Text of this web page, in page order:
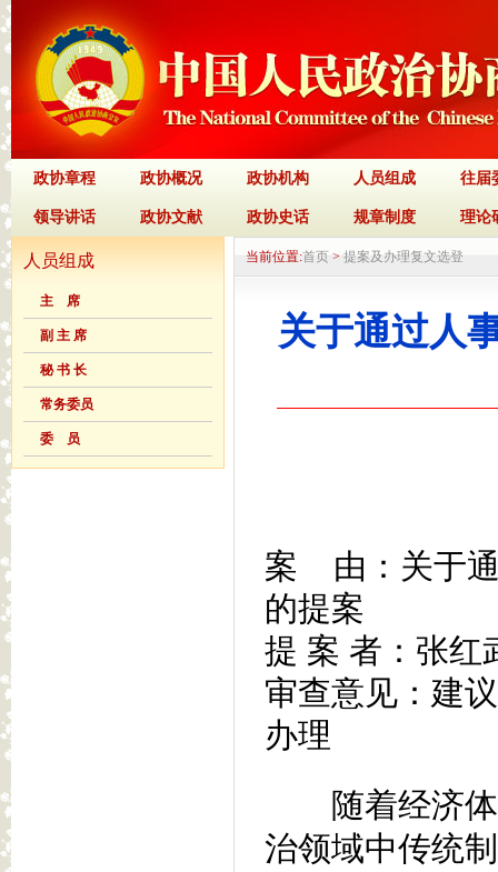
政协章程 政协概况 政协机构 人员组成 往届
领导讲话 政协文献 政协史话 规章制度 理论
人员组成
主 席
副 主 席
秘 书 长
常务委员
委 员
当前位置:首页 > 提案及办理复文选登
关于通过人
案 由：关于通
的提案
提 案 者：张红
审查意见：建
办理
随着经济体
治领域中传统